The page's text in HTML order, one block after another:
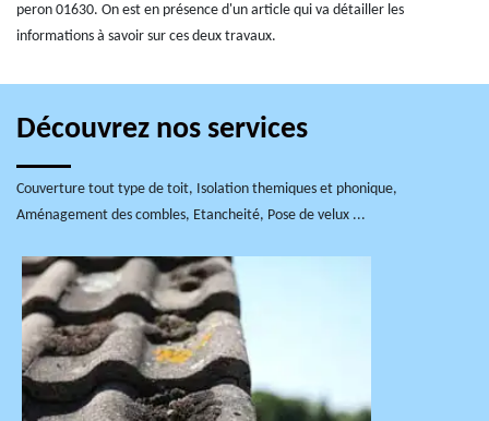
peron 01630. On est en présence d'un article qui va détailler les
informations à savoir sur ces deux travaux.
Découvrez nos services
Couverture tout type de toit, Isolation themiques et phonique,
Aménagement des combles, Etancheité, Pose de velux ...